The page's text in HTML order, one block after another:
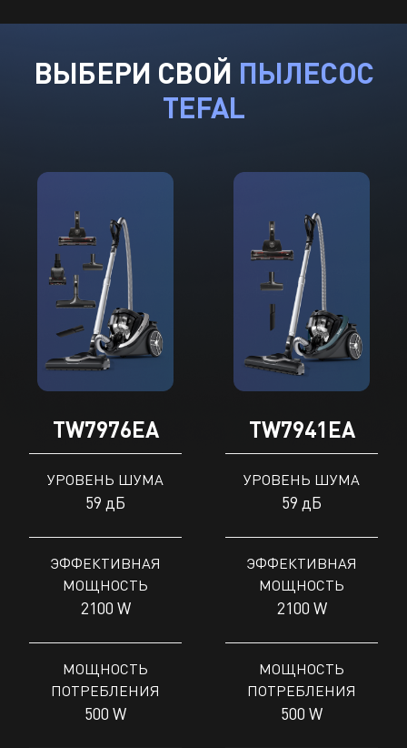
ВЫБЕРИ СВОЙ ПЫЛЕСОС
TEFAL
TW7976EA
УРОВЕНЬ ШУМА
59 дБ
ЭФФЕКТИВНАЯ
МОЩНОСТЬ
2100 W
МОЩНОСТЬ
ПОТРЕБЛЕНИЯ
500 W
TW7941EA
УРОВЕНЬ ШУМА
59 дБ
ЭФФЕКТИВНАЯ
МОЩНОСТЬ
2100 W
МОЩНОСТЬ
ПОТРЕБЛЕНИЯ
500 W